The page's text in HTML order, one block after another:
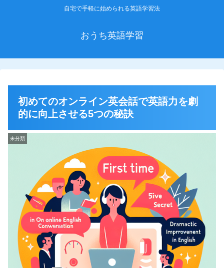
自宅で手軽に始められる英語学習法
おうち英語学習
初めてのオンライン英会話で英語力を劇
的に向上させる5つの秘訣
未分類